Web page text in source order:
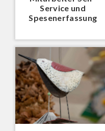
Service und
Spesenerfassung